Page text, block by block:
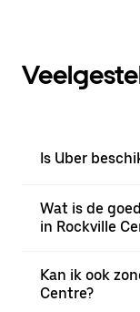
Is Uber
Wat is de
in Rockville
Kan ik ook
Centre?